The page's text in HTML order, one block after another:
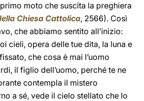
moto che suscita la preghiera
Chiesa Cattolica, 2566). Così
che abbiamo sentito all’inizio:
cieli, opera delle tue dita, la luna e
che cosa è mai l’uomo
il figlio dell’uomo, perché te ne
contempla il mistero
a sé, vede il cielo stellato che lo